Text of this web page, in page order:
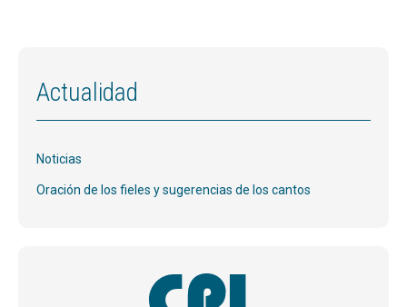
Actualidad
Noticias
Oración de los fieles y sugerencias de los cantos